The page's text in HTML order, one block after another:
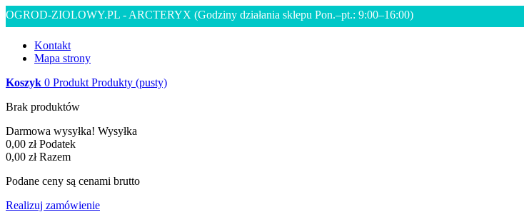
OGROD-ZIOLOWY.PL - ARCTERYX (Godziny działania sklepu Pon.–pt.: 9:00–16:00)
Kontakt
Mapa strony
Koszyk 0 Produkt Produkty (pusty)
Brak produktów
Darmowa wysyłka! Wysyłka
0,00 zł Podatek
0,00 zł Razem
Podane ceny są cenami brutto
Realizuj zamówienie